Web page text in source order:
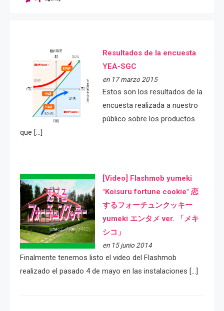
Resultados de la encuesta
YEA-SGC
en 17 marzo 2015
Estos son los resultados de la
encuesta realizada a nuestro
público sobre los productos
que […]
[Video] Flashmob yumeki
"Koisuru fortune cookie" 恋
するフォーチュンクッキー
yumeki エンタメ ver. 「メキ
シコ」
en 15 junio 2014
Finalmente tenemos listo el video del Flashmob
realizado el pasado 4 de mayo en las instalaciones […]